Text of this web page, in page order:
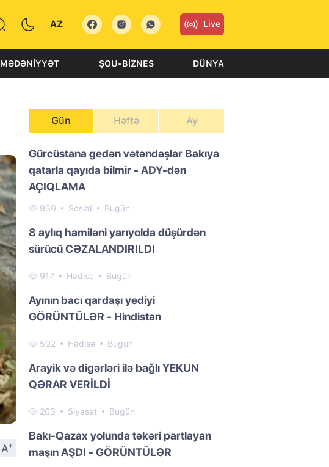
AZ Live
MƏDƏNIYYƏT ŞOU-BIZNES DÜNYA
A
+
Gün Həftə Ay
Gürcüstana gedən vətəndaşlar Bakıya
qatarla qayıda bilmir - ADY-dən
AÇIQLAMA
930 Sosial Bugün
8 aylıq hamiləni yarıyolda düşürdən
sürücü CƏZALANDIRILDI
917 Hadisə Bugün
Ayının bacı qardaşı yediyi
GÖRÜNTÜLƏR - Hindistan
592 Hadisə Bugün
Arayik və digərləri ilə bağlı YEKUN
QƏRAR VERİLDİ
263 Siyasət Bugün
Bakı-Qazax yolunda təkəri partlayan
maşın AŞDI - GÖRÜNTÜLƏR